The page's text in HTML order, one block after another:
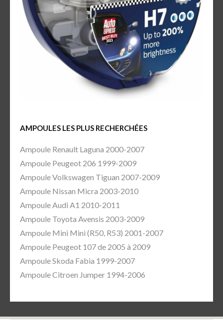
AMPOULES LES PLUS RECHERCHÉES
Ampoule Renault Laguna 2000-2007
Ampoule Peugeot 206 1999-2009
Ampoule Volkswagen Tiguan 2007-2009
Ampoule Nissan Micra 2003-2010
Ampoule Audi A1 2010-2011
Ampoule Toyota Avensis 2003-2009
Ampoule Mini Mini (R50, R53) 2001-2007
Ampoule Peugeot 107 de 2005 à 2009
Ampoule Skoda Fabia 1999-2007
Ampoule Citroen Jumper 1994-2006